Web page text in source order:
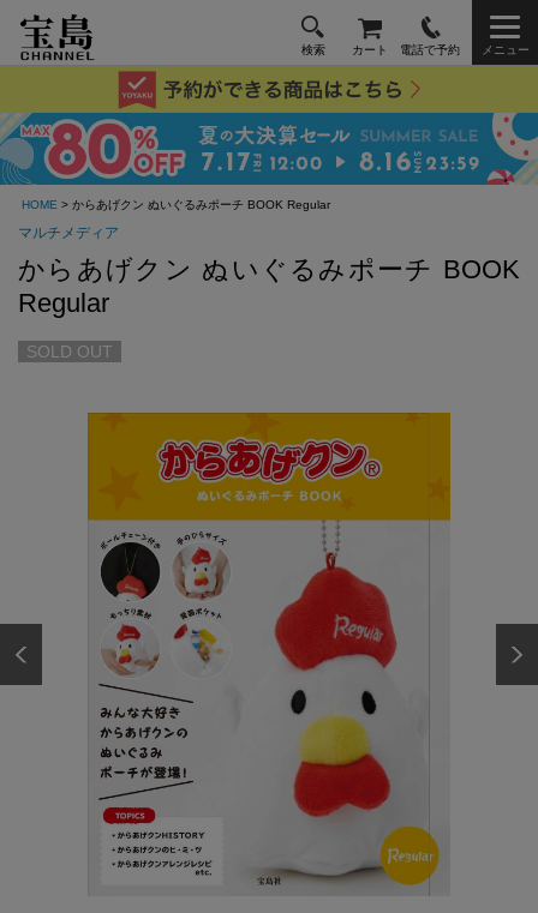
検索 カート 電話で予約 メニュー
HOME > からあげクン ぬいぐるみポーチ BOOK Regular
マルチメディア
からあげクン ぬいぐるみポーチ BOOK
Regular
SOLD OUT